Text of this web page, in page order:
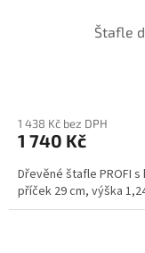
Štafle
1 438 Kč bez DPH
1 740 Kč
Dřevěné štafle PROFI
příček 29 cm, výška